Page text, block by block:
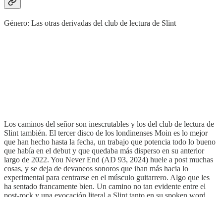
Género: Las otras derivadas del club de lectura de Slint
Los caminos del señor son inescrutables y los del club de lectura de
Slint también. El tercer disco de los londinenses Moin es lo mejor
que han hecho hasta la fecha, un trabajo que potencia todo lo bueno
que había en el debut y que quedaba más disperso en su anterior
largo de 2022. You Never End (AD 93, 2024) huele a post muchas
cosas, y se deja de devaneos sonoros que iban más hacia lo
experimental para centrarse en el músculo guitarrero. Algo que les
ha sentado francamente bien. Un camino no tan evidente entre el
post-rock y una evocación literal a Slint tanto en su spoken word